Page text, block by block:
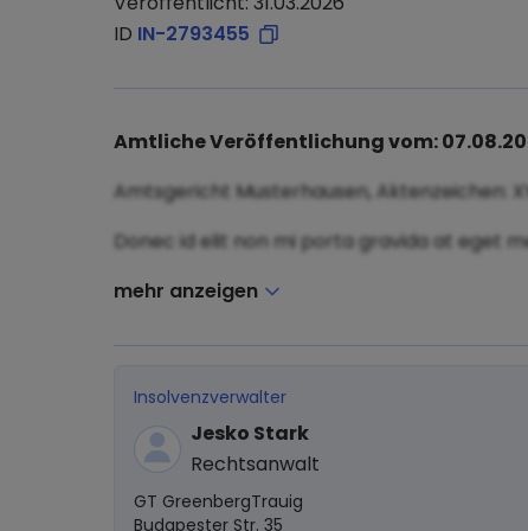
ID IN-2793455
Amtliche Veröffentlichung vom:
Amtsgericht Musterhausen, Aktenzeichen:
Donec id elit non mi porta gravida at eget
mehr anzeigen
Insolvenzverwalter
Jesko Stark
Rechtsanwalt
GT GreenbergTrauig
Budapester Str. 35